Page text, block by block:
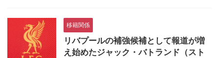
移籍関係
リバプールの補強候補として報道が増
え始めたジャック・バトランド（スト